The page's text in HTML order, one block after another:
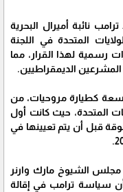
نائبة أميرال البحرية
المتحدة في اللجنة
رسمية لهذا القرار، مما
المشرعين الديمقراطيين.
واسعة كطيارة مروحيات، من
المتحدة، حيث كانت أول
قبل أن يتم تعيينها في
مجلس الشيوخ مارك وارنر
سياسة ترامب في إقالة